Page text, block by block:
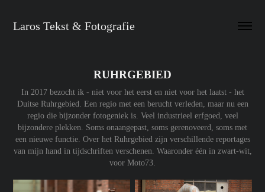
Laros Tekst & Fotografie
RUHRGEBIED
In 2017 bezocht ik - niet voor het eerst en niet voor het laatst - het
Duitse Ruhrgebied. Een regio met een berucht verleden, maar nu een
regio die bijzonder fotogeniek is. Veel industrieel erfgoed, veel
bijzondere plekken. Soms onaangepast, soms gerenoveerd, soms met
een nieuwe functie. Over het Ruhrgebied zijn verschillende reportages
van mijn hand in tijdschriften verschenen. Waaronder één in zwart-wit,
voor Moto73.